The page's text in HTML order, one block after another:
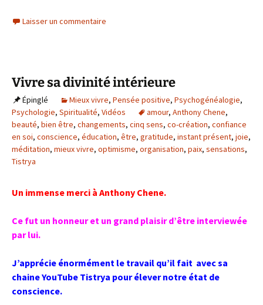
Laisser un commentaire
Vivre sa divinité intérieure
Épinglé Mieux vivre, Pensée positive, Psychogénéalogie,
Psychologie, Spiritualité, Vidéos amour, Anthony Chene,
beauté, bien être, changements, cinq sens, co-création, confiance
en soi, conscience, éducation, être, gratitude, instant présent, joie,
méditation, mieux vivre, optimisme, organisation, paix, sensations,
Tistrya
Un immense merci à Anthony Chene.
Ce fut un honneur et un grand plaisir d’être interviewée
par lui.
J’apprécie énormément le travail qu’il fait avec sa
chaine YouTube Tistrya pour élever notre état de
conscience.